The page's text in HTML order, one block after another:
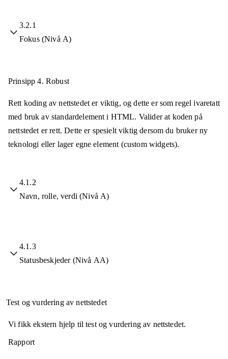
3.2.1
Fokus (Nivå A)
Prinsipp 4. Robust
Rett koding av nettstedet er viktig, og dette er som regel ivaretatt
med bruk av standardelement i HTML. Valider at koden på
nettstedet er rett. Dette er spesielt viktig dersom du bruker ny
teknologi eller lager egne element (custom widgets).
4.1.2
Navn, rolle, verdi (Nivå A)
4.1.3
Statusbeskjeder (Nivå AA)
Test og vurdering av nettstedet
Vi fikk ekstern hjelp til test og vurdering av nettstedet.
Rapport